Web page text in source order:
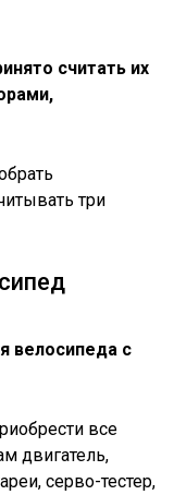
считать их
три
велосипеда с
все
двигатель,
серво-тестер,